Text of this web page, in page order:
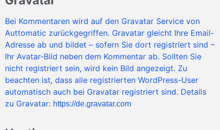
Bei Kommentaren wird auf den Gravatar Service von
Auttomatic zurückgegriffen. Gravatar gleicht Ihre Email-
Adresse ab und bildet – sofern Sie dort registriert sind –
Ihr Avatar-Bild neben dem Kommentar ab. Sollten Sie
nicht registriert sein, wird kein Bild angezeigt. Zu
beachten ist, dass alle registrierten WordPress-User
automatisch auch bei Gravatar registriert sind. Details
zu Gravatar: https://de.gravatar.com